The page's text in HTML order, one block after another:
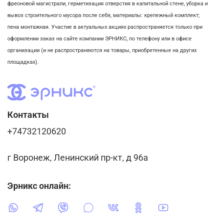
фреоновой магистрали, герметизация отверстия в капитальной стене, уборка и
вывоз строительного мусора после себя, материалы: крепежный комплект;
пена монтажная. Участие в актуальных акциях распространяется только при
оформлении заказ на сайте компании ЭРНИКС, по телефону или в офисе
организации (и не распространяются на товары, приобретенные на других
площадках).
Контакты
+74732120620
г Воронеж, Ленинский пр-кт, д 96а
Эрникс онлайн: